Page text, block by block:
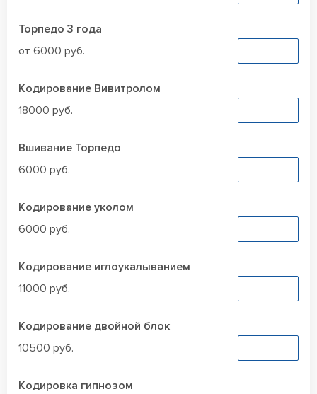
Торпедо 3 года
от 6000 руб.
Кодирование Вивитролом
18000 руб.
Вшивание Торпедо
6000 руб.
Кодирование уколом
6000 руб.
Кодирование иглоукалыванием
11000 руб.
Кодирование двойной блок
10500 руб.
Кодировка гипнозом